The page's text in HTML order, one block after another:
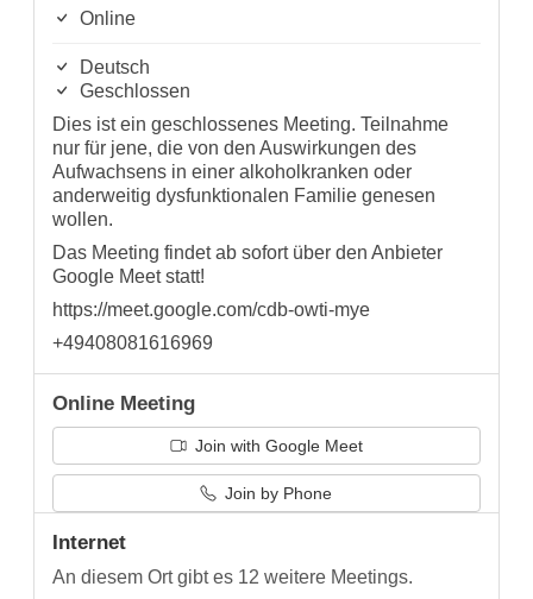
Online
Deutsch
Geschlossen
Dies ist ein geschlossenes Meeting. Teilnahme
nur für jene, die von den Auswirkungen des
Aufwachsens in einer alkoholkranken oder
anderweitig dysfunktionalen Familie genesen
wollen.
Das Meeting findet ab sofort über den Anbieter
Google Meet statt!
https://meet.google.com/cdb-owti-mye
+49408081616969
Online Meeting
Join with Google Meet
Join by Phone
Internet
An diesem Ort gibt es 12 weitere Meetings.